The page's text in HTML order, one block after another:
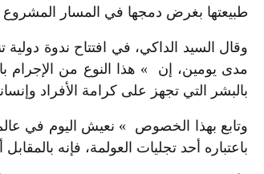
طبيعتها بغرض دمجها في المسار المشروع
وقال السيد الداكي، في افتتاح ندوة
مدى يومين، إن » هذا النوع من الإجرام
بالبشر التي تجهز على كرامة الأفراد
وتابع بهذا الخصوص » نعيش اليوم في عالم
باعتباره أحد تجليات العولمة، فإنه